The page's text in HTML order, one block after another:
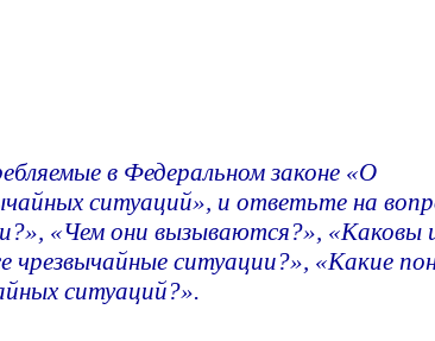
в Федеральном законе «О
ситуаций», и ответьте на
«Чем они вызываются?», «Каковы
чрезвычайные ситуации?», «Какие
ситуаций?».